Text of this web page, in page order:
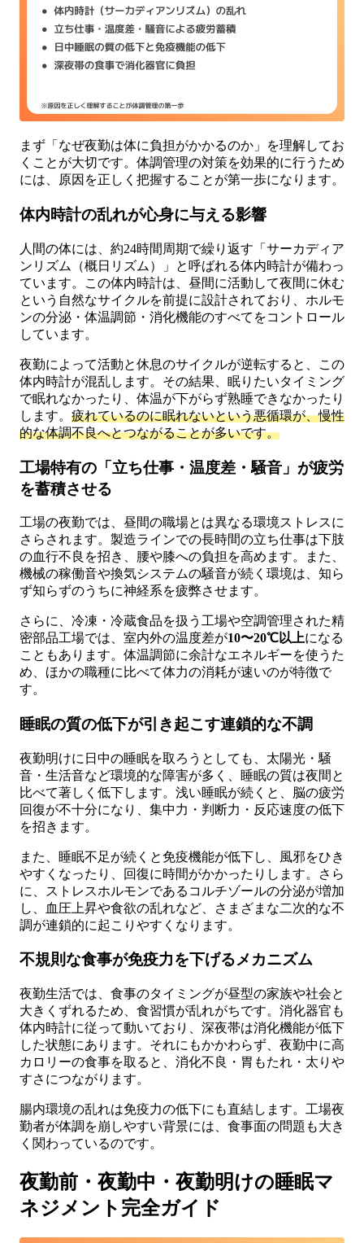
まず「なぜ夜勤は体に負担がかかるのか」を理解してお
くことが大切です。体調管理の対策を効果的に行うため
には、原因を正しく把握することが第一歩になります。
体内時計の乱れが心身に与える影響
人間の体には、約24時間周期で繰り返す「サーカディア
ンリズム（概日リズム）」と呼ばれる体内時計が備わっ
ています。この体内時計は、昼間に活動して夜間に休む
という自然なサイクルを前提に設計されており、ホルモ
ンの分泌・体温調節・消化機能のすべてをコントロール
しています。
夜勤によって活動と休息のサイクルが逆転すると、この
体内時計が混乱します。その結果、眠りたいタイミング
で眠れなかったり、体温が下がらず熟睡できなかったり
します。 疲れているのに眠れないという悪循環が、慢性
的な体調不良へとつながることが多いです。
工場特有の「立ち仕事・温度差・騒音」が疲労
を蓄積させる
工場の夜勤では、昼間の職場とは異なる環境ストレスに
さらされます。製造ラインでの長時間の立ち仕事は下肢
の血行不良を招き、腰や膝への負担を高めます。また、
機械の稼働音や換気システムの騒音が続く環境は、知ら
ず知らずのうちに神経系を疲弊させます。
さらに、冷凍・冷蔵食品を扱う工場や空調管理された精
密部品工場では、室内外の温度差が10〜20℃以上になる
こともあります。体温調節に余計なエネルギーを使うた
め、ほかの職種に比べて体力の消耗が速いのが特徴で
す。
睡眠の質の低下が引き起こす連鎖的な不調
夜勤明けに日中の睡眠を取ろうとしても、太陽光・騒
音・生活音など環境的な障害が多く、睡眠の質は夜間と
比べて著しく低下します。浅い睡眠が続くと、脳の疲労
回復が不十分になり、集中力・判断力・反応速度の低下
を招きます。
また、睡眠不足が続くと免疫機能が低下し、風邪をひき
やすくなったり、回復に時間がかかったりします。さら
に、ストレスホルモンであるコルチゾールの分泌が増加
し、血圧上昇や食欲の乱れなど、さまざまな二次的な不
調が連鎖的に起こりやすくなります。
不規則な食事が免疫力を下げるメカニズム
夜勤生活では、食事のタイミングが昼型の家族や社会と
大きくずれるため、食習慣が乱れがちです。消化器官も
体内時計に従って動いており、深夜帯は消化機能が低下
した状態にあります。それにもかかわらず、夜勤中に高
カロリーの食事を取ると、消化不良・胃もたれ・太りや
すさにつながります。
腸内環境の乱れは免疫力の低下にも直結します。工場夜
勤者が体調を崩しやすい背景には、食事面の問題も大き
く関わっているのです。
夜勤前・夜勤中・夜勤明けの睡眠マ
ネジメント完全ガイド